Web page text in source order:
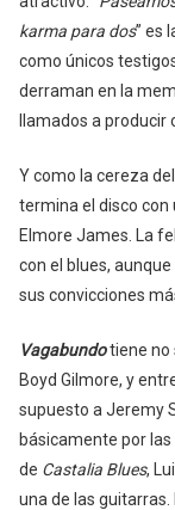
karma para dos” es
como únicos
derraman en la
llamados a producir
Y como la cereza
termina el disco con
Elmore James. La
con el blues,
sus convicciones
Vagabundotiene no
Boyd Gilmore, y
supuesto a Jeremy
básicamente por
de Castalia Blues,
una de las